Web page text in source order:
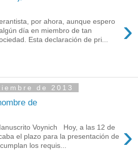
›
por ahora, aunque espero
día en miembro de tan
Esta declaración de pri...
de 2013
de
›
Voynich Hoy, a las 12 de
el plazo para la presentación de
los requis...